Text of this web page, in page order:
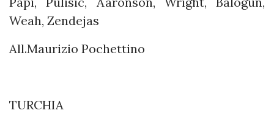
Weah, Zendejas
All.Maurizio Pochettino
TURCHIA